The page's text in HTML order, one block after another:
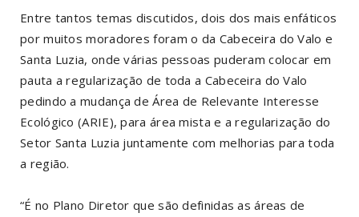
Entre tantos temas discutidos, dois dos mais enfáticos
por muitos moradores foram o da Cabeceira do Valo e
Santa Luzia, onde várias pessoas puderam colocar em
pauta a regularização de toda a Cabeceira do Valo
pedindo a mudança de Área de Relevante Interesse
Ecológico (ARIE), para área mista e a regularização do
Setor Santa Luzia juntamente com melhorias para toda
a região.
“É no Plano Diretor que são definidas as áreas de